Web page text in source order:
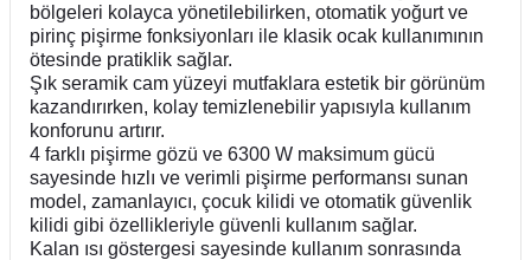
bölgeleri kolayca yönetilebilirken, otomatik yoğurt ve
pirinç pişirme fonksiyonları ile klasik ocak kullanımının
ötesinde pratiklik sağlar.
Şık seramik cam yüzeyi mutfaklara estetik bir görünüm
kazandırırken, kolay temizlenebilir yapısıyla kullanım
konforunu artırır.
4 farklı pişirme gözü ve 6300 W maksimum gücü
sayesinde hızlı ve verimli pişirme performansı sunan
model, zamanlayıcı, çocuk kilidi ve otomatik güvenlik
kilidi gibi özellikleriyle güvenli kullanım sağlar.
Kalan ısı göstergesi sayesinde kullanım sonrasında